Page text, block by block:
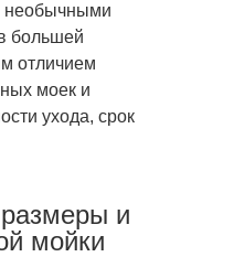
необычными
большей
отличием
моек и
ухода, срок
и
мойки